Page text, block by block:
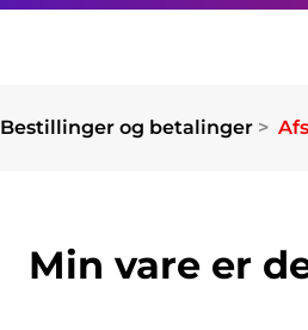
Bestillinger og betalinger
Min vare er